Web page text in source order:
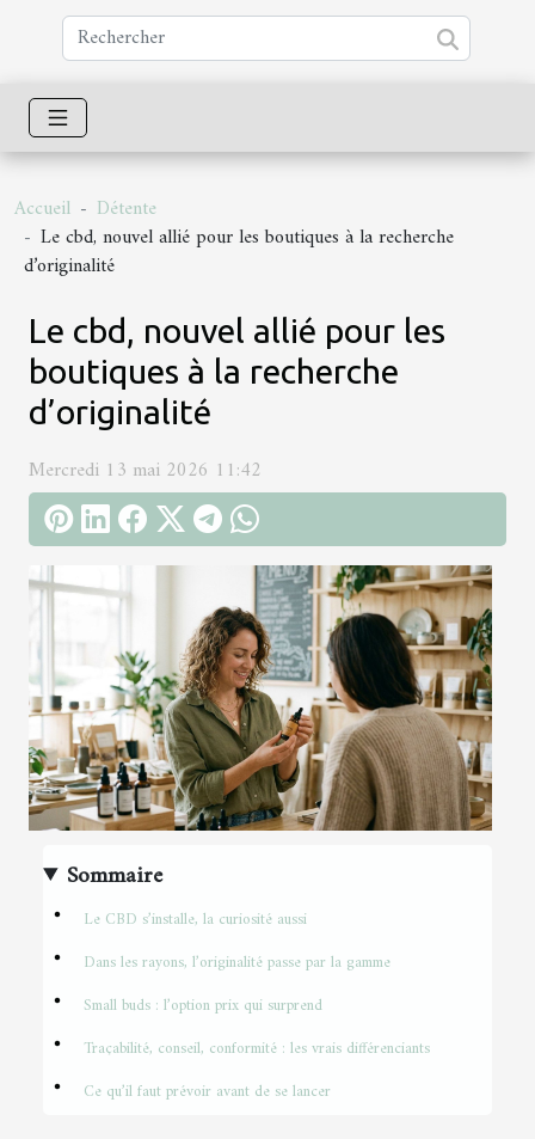
Accueil
Détente
Le cbd, nouvel allié pour les boutiques à la recherche
d’originalité
Le cbd, nouvel allié pour les
boutiques à la recherche
d’originalité
Mercredi 13 mai 2026 11:42
Sommaire
Le CBD s’installe, la curiosité aussi
Dans les rayons, l’originalité passe par la gamme
Small buds : l’option prix qui surprend
Traçabilité, conseil, conformité : les vrais différenciants
Ce qu’il faut prévoir avant de se lancer